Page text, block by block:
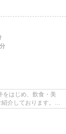
をはじめ、飲食・美
介しております。